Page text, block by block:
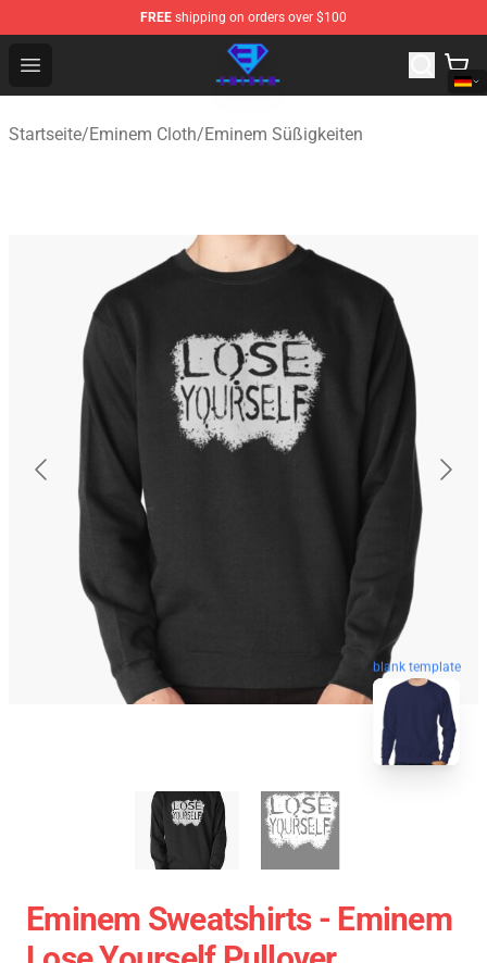
FREE shipping on orders over $100
Open menu
Eminem Store - Official Eminem Merchandise Shop
Startseite/Eminem Cloth/Eminem Süßigkeiten
blank template
Eminem Sweatshirts - Eminem